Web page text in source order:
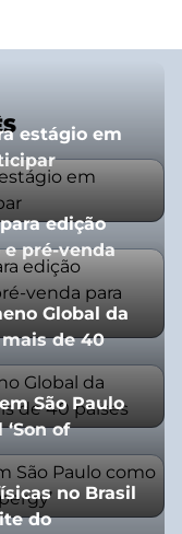
estágio em
edição
e pré-venda
Global da
de 40
São Paulo
of
no Brasil
do